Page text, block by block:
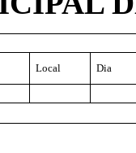
Local Dia